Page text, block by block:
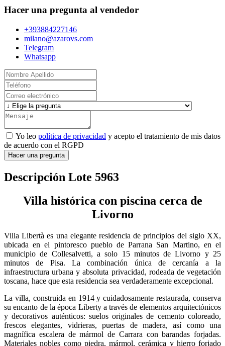
Hacer una pregunta al vendedor
+393884227146
milano@azarovs.com
Telegram
Whatsapp
Yo leo política de privacidad y acepto el tratamiento de mis datos
de acuerdo con el RGPD
Hacer una pregunta
Descripción Lote 5963
Villa histórica con piscina cerca de
Livorno
Villa Libertà es una elegante residencia de principios del siglo XX,
ubicada en el pintoresco pueblo de Parrana San Martino, en el
municipio de Collesalvetti, a solo 15 minutos de Livorno y 25
minutos de Pisa. La combinación única de cercanía a la
infraestructura urbana y absoluta privacidad, rodeada de vegetación
toscana, hace que esta residencia sea verdaderamente excepcional.
La villa, construida en 1914 y cuidadosamente restaurada, conserva
su encanto de la época Liberty a través de elementos arquitectónicos
y decorativos auténticos: suelos originales de cemento coloreado,
frescos elegantes, vidrieras, puertas de madera, así como una
magnífica escalera de mármol de Carrara con barandas forjadas.
Materiales nobles como piedra, mármol, cerámica y hierro forjado